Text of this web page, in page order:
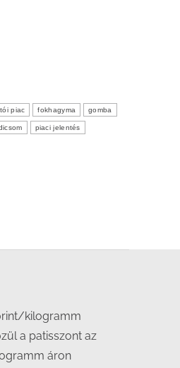
piac fokhagyma gomba
piaci jelentés
kilogramm
a patisszont az
áron